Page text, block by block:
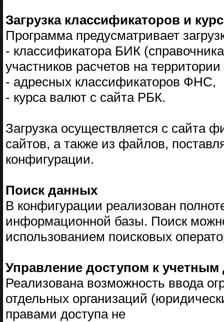
Загрузка классификаторов и
Программа предусматривает
- классификатора БИК
участников расчетов на
- адресных классификаторов ФНС,
- курса валют с сайта РБК.
Загрузка осуществляется с
сайтов, а также из файлов,
конфигурации.
Поиск данных
В конфигурации реализован
информационной базы. Поиск
использованием поисковых
Управление доступом к
Реализована возможность ввода
отдельных организаций
правами доступа не